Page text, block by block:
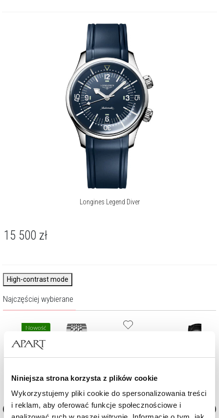
Niniejsza strona korzysta z plików cookie
Wykorzystujemy pliki cookie do spersonalizowania treści
i reklam, aby oferować funkcje społecznościowe i
Longines Legend Diver
15 500 zł
High-contrast mode
Najczęściej wybierane
Nowość